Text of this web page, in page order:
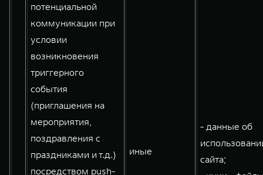
потенциальной
коммуникации при
условии
возникновения
триггерного
события
(приглашения на
мероприятия,
поздравления с
праздниками и т.д.)
посредством push-
иные
- данные об
сайта;